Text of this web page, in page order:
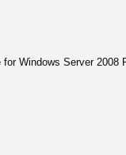
Windows Server 2008